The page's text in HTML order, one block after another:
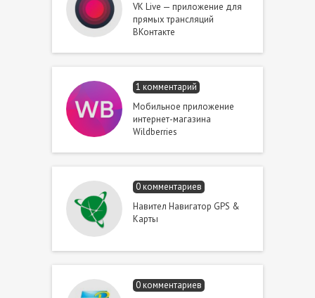
VK Live — приложение для
прямых трансляций
ВКонтакте
1 комментарий
Мобильное приложение
интернет-магазина
Wildberries
0 комментариев
Навител Навигатор GPS &
Карты
0 комментариев